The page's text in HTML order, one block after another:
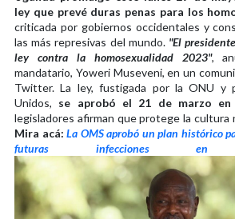
ley que prevé duras penas para los
criticada por gobiernos occidentales y
las más represivas del mundo. "El
ley contra la homosexualidad 2023",
mandatario, Yoweri Museveni, en un
Twitter. La ley, fustigada por la ONU y
Unidos, se aprobó el 21 de marzo en
legisladores afirman que protege la cultura
Mira acá:La OMS aprobó un plan histórico
futuras infecciones